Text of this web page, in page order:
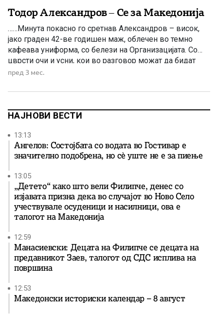
Тодор Александров – Се за Македонија
……Минута покасно го сретнав Александров – висок,
јако граден 42-ве годишен маж, облечен во темно
кафеава униформа, со белези на Организацијата. Со
цврсти очи и усни, кои во разговор можат да бидат
весели, но во одмор се многу строги, полна воена
потпрена на ѕидот и Александров […]
пред 3 мес.
НАЈНОВИ ВЕСТИ
13:13
Ангелов: Состојбата со водата во Гостивар е
значително подобрена, но сè уште не е за пиење
13:05
„Детето“ како што вели Филипче, денес со
изјавата призна дека во случајот во Ново Село
учествувале осуденици и насилници, ова е
талогот на Македонија
12:59
Манасиевски: Децата на Филипче се децата на
предавникот Заев, талогот од СДС исплива на
површина
12:53
Македонски историски календар – 8 август